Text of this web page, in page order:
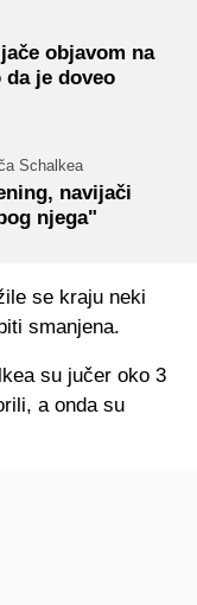
objavom na
je doveo
Schalkea
navijači
njega"
se kraju neki
smanjena.
su jučer oko 3
a onda su